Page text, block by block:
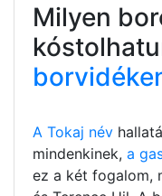
Milyen
A Tokaj név
mindenkinek, a
ez a két fogalom,